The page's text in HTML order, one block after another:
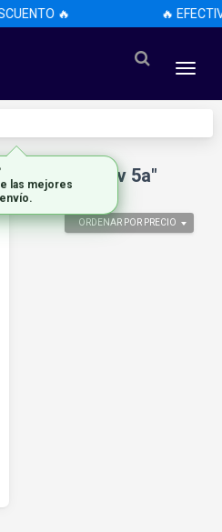
🔥 🔥
12v 5a"
ORDENAR POR PRECIO
las mejores